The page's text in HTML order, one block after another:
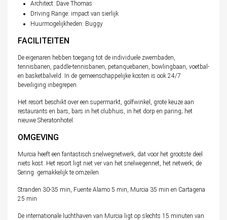
Architect: Dave Thomas
Driving Range: impact van sierlijk
Huurmogelijkheden: Buggy
FACILITEITEN
De eigenaren hebben toegang tot de individuele zwembaden,
tennisbanen, paddle-tennisbanen, petanquebanen, bowlingbaan, voetbal-
en basketbalveld. In de gemeenschappelijke kosten is ook 24/7
beveiliging inbegrepen.
Het resort beschikt over een supermarkt, golfwinkel, grote keuze aan
restaurants en bars, bars in het clubhuis, in het dorp en paring; het
nieuwe Sheratonhotel.
OMGEVING
Murcia heeft een fantastisch snelwegnetwerk, dat voor het grootste deel
niets kost. Het resort ligt niet ver van het snelwegennet, het netwerk, de
Sering. gemakkelijk te omzeilen.
Stranden 30-35 min, Fuente Alamo 5 min, Murcia 35 min en Cartagena
25 min
De internationale luchthaven van Murcia ligt op slechts 15 minuten van